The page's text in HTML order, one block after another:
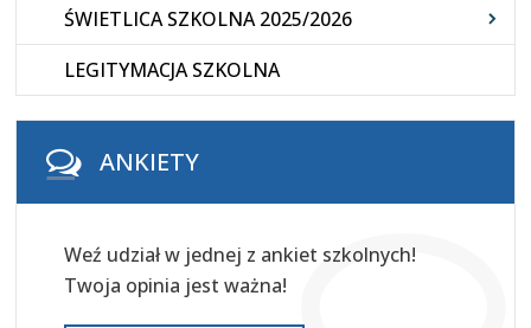
ŚWIETLICA SZKOLNA 2025/2026
LEGITYMACJA SZKOLNA
ANKIETY
Weź udział w jednej z ankiet szkolnych!
Twoja opinia jest ważna!